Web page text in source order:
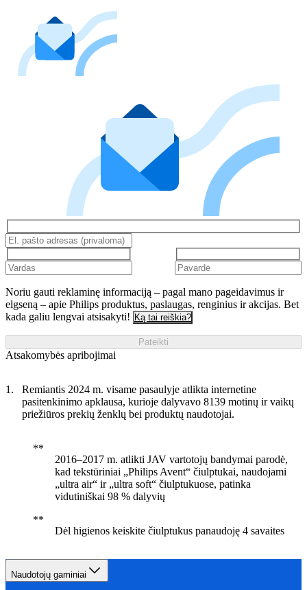
Noriu gauti reklaminę informaciją – pagal mano pageidavimus ir
elgseną – apie Philips produktus, paslaugas, renginius ir akcijas. Bet
kada galiu lengvai atsisakyti! Ką tai reiškia?
Pateikti
Atsakomybės apribojimai
Remiantis 2024 m. visame pasaulyje atlikta internetine
pasitenkinimo apklausa, kurioje dalyvavo 8139 motinų ir vaikų
priežiūros prekių ženklų bei produktų naudotojai.
2016–2017 m. atlikti JAV vartotojų bandymai parodė,
kad tekstūriniai „Philips Avent“ čiulptukai, naudojami
„ultra air“ ir „ultra soft“ čiulptukuose, patinka
vidutiniškai 98 % dalyvių
Dėl higienos keiskite čiulptukus panaudoję 4 savaites
Naudotojų gaminiai